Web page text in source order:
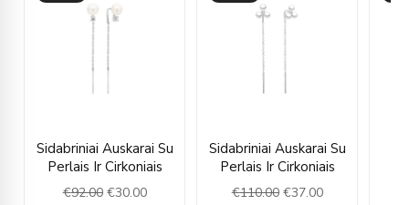
Sidabriniai Auskarai Su
Perlais Ir Cirkoniais
€92.00
price
was:
€92.00.
€30.00
price
is:
€30.00.
Sidabriniai Auskarai Su
Perlais Ir Cirkoniais
€110.00
price
was:
€110.00.
€37.00
price
is:
€37.00.